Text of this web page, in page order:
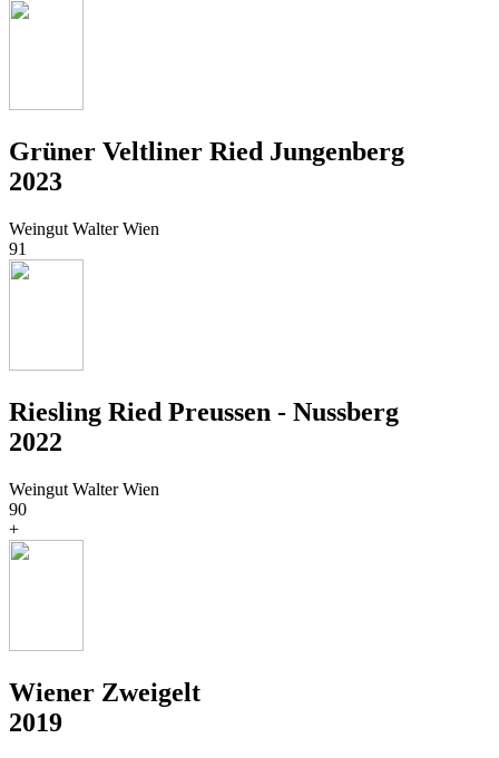
Grüner Veltliner Ried Jungenberg
2023
Weingut Walter Wien
91
Riesling Ried Preussen - Nussberg
2022
Weingut Walter Wien
90
+
Wiener Zweigelt
2019